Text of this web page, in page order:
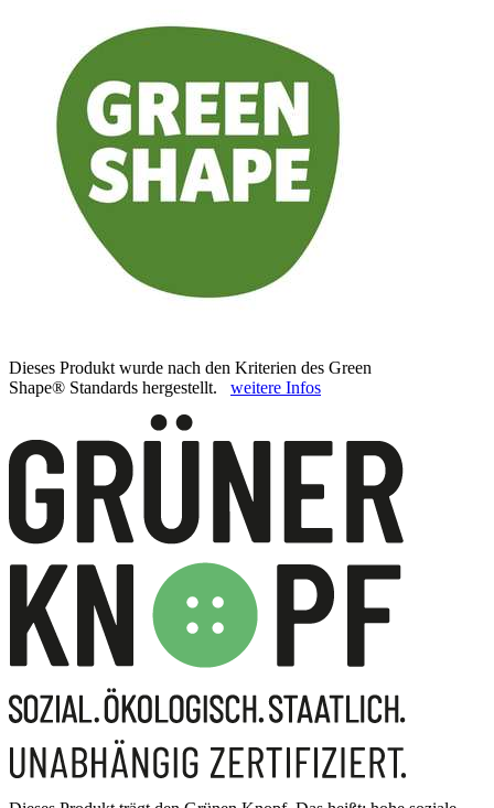
Dieses Produkt wurde nach den Kriterien des Green
Shape® Standards hergestellt. weitere Infos